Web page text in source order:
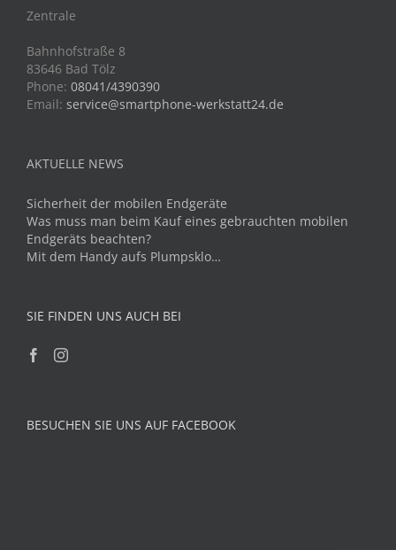
Zentrale
Bahnhofstraße 8
83646 Bad Tölz
Phone: 08041/4390390
Email: service@smartphone-werkstatt24.de
AKTUELLE NEWS
Sicherheit der mobilen Endgeräte
Was muss man beim Kauf eines gebrauchten mobilen
Endgeräts beachten?
Mit dem Handy aufs Plumpsklo…
SIE FINDEN UNS AUCH BEI
BESUCHEN SIE UNS AUF FACEBOOK